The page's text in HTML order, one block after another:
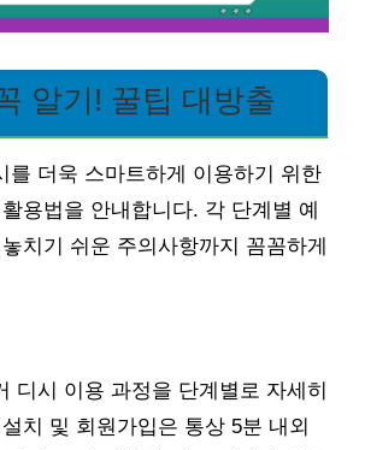
알기! 꿀팁 대방출
를 더욱 스마트하게 이용하기 위한
용법을 안내합니다. 각 단계별 예
치기 쉬운 주의사항까지 꼼꼼하게
디시 이용 과정을 단계별로 자세히
치 및 회원가입은 통상 5분 내외